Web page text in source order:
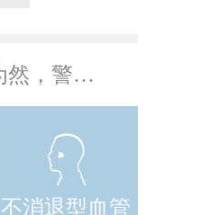
年轻妈妈对孩子身上不消退的小疙瘩不以为然，警惕！可能是血管瘤
不消退型血管